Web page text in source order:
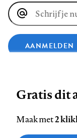
E-
mailadres
AANMELDEN
Zie onze cookie policy
Gratis dit
Maak met2